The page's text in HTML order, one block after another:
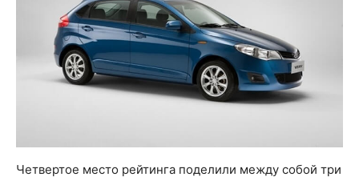
Четвертое место рейтинга поделили между собой три